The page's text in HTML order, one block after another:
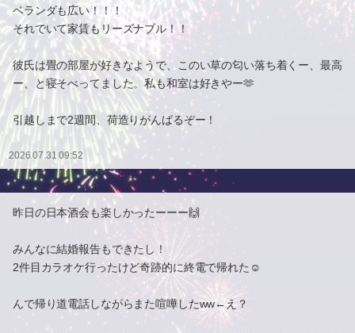
ベランダも広い！！！
それでいて家賃もリーズナブル！！
彼氏は畳の部屋が好きなようで、このい草の匂い落ち着くー、最高
ー、と寝そべってました。私も和室は好きやー🫶
引越しまで2週間、荷造りがんばるぞー！
2026.07.31 09:52
昨日の日本酒会も楽しかったーーー🙌
みんなに結婚報告もできたし！
2件目カラオケ行ったけど奇跡的に終電で帰れた☺️
んで帰り道電話しながらまた喧嘩したww←え？